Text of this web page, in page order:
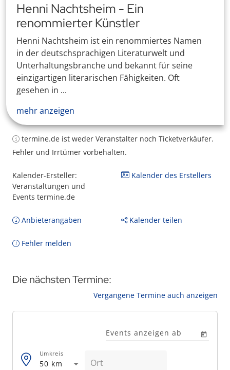
Henni Nachtsheim - Ein
renommierter Künstler
Henni Nachtsheim ist ein renommiertes Namen
in der deutschsprachigen Literaturwelt und
Unterhaltungsbranche und bekannt für seine
einzigartigen literarischen Fähigkeiten. Oft
gesehen in ...
mehr anzeigen
termine.de ist weder Veranstalter noch Ticketverkäufer.
Fehler und Irrtümer vorbehalten.
Kalender-Ersteller:
Veranstaltungen und
Events termine.de
Kalender des Erstellers
Anbieterangaben Kalender teilen
Fehler melden
Die nächsten Termine:
Vergangene Termine auch anzeigen
Events anzeigen ab
50 km
Umkreis